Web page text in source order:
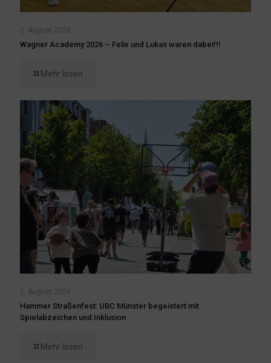
2. August 2026
Wagner Academy 2026 – Felix und Lukas waren dabei!!!
Mehr lesen
2. August 2026
Hammer Straßenfest: UBC Münster begeistert mit
Spielabzeichen und Inklusion
Mehr lesen